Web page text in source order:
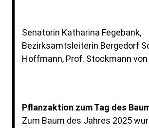
Senatorin Katharina Fegebank,
Bezirksamtsleiterin Bergedorf
Hoffmann, Prof. Stockmann von
Pflanzaktion zum Tag des
Zum Baum des Jahres 2025